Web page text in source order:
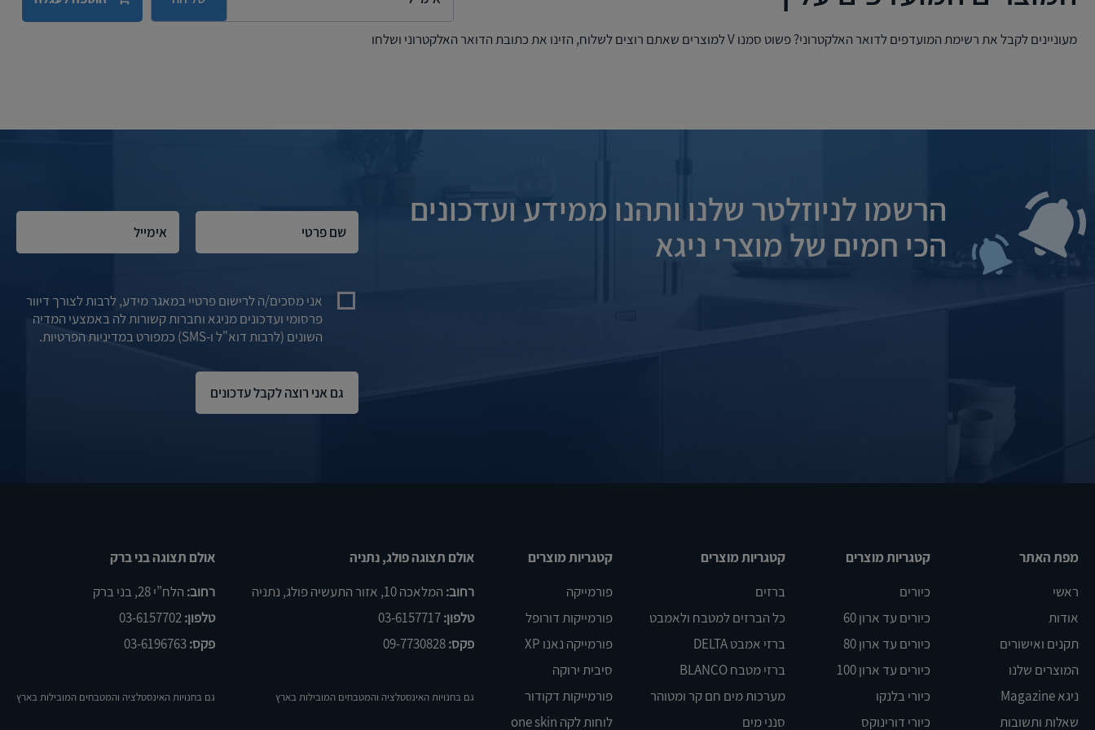
מעוניינים לקבל את רשימת המועדפים לדואר האלקטרוני? פשוט סמנו V למוצרים שאתם רוצים לשלוח, הזינו את כתובת הדואר האלקטרוני ושלחו
הרשמו לניוזלטר שלנו ותהנו ממידע ועדכונים
הכי חמים של מוצרי ניגא
אני מסכים/ה לרישום פרטיי במאגר מידע, לרבות לצורך דיוור
פרסומי ועדכונים מניגא וחברות קשורות לה באמצעי המדיה
השונים (לרבות דוא"ל ו-SMS) כמפורט במדיניות הפרטיות.
מפת האתר
ראשי
אודות
תקנים ואישורים
המוצרים שלנו
ניגא Magazine
שאלות ותשובות
קטגריות מוצרים
כיורים
כיורים עד ארון 60
כיורים עד ארון 80
כיורים עד ארון 100
כיורי בלנקו
כיורי דורינוקס
קטגריות מוצרים
ברזים
כל הברזים למטבח ולאמבט
ברזי אמבט DELTA
ברזי מטבח BLANCO
מערכות מים חם קר ומטוהר
סנני מים
קטגריות מוצרים
פורמייקה
פורמייקות דורופל
פורמייקה נאנו XP
סיבית ירוקה
פורמייקות דקודור
לוחות לקה one skin
אולם תצוגה פולג, נתניה
רחוב: המלאכה 10, אזור התעשיה פולג, נתניה
טלפון:03-6157717
פקס:
גם בחנויות האינסטלציה והמטבחים המובילות בארץ
אולם תצוגה בני ברק
רחוב: הלח”י 28, בני ברק
טלפון:03-6157702
פקס:
גם בחנויות האינסטלציה והמטבחים המובילות בארץ